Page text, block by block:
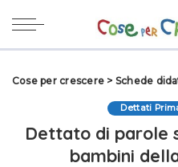
Cose per crescere > Schede
Dettati
Dettato di parole
bambini